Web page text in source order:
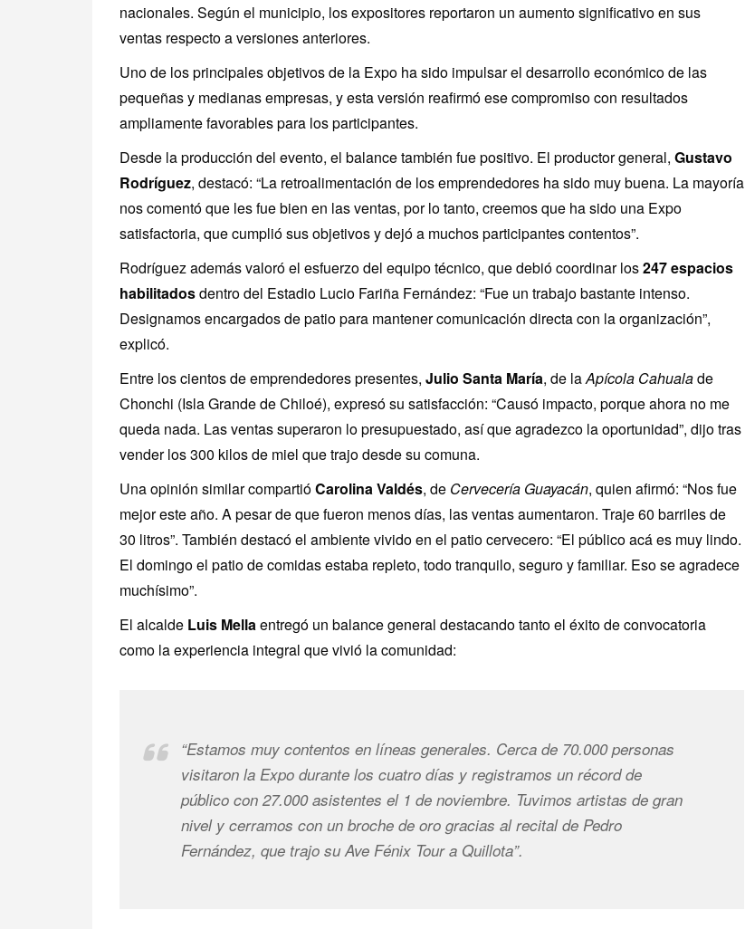
nacionales. Según el municipio, los expositores reportaron un aumento significativo en sus
ventas respecto a versiones anteriores.
Uno de los principales objetivos de la Expo ha sido impulsar el desarrollo económico de las
pequeñas y medianas empresas, y esta versión reafirmó ese compromiso con resultados
ampliamente favorables para los participantes.
Desde la producción del evento, el balance también fue positivo. El productor general, Gustavo
Rodríguez, destacó: “La retroalimentación de los emprendedores ha sido muy buena. La mayoría
nos comentó que les fue bien en las ventas, por lo tanto, creemos que ha sido una Expo
satisfactoria, que cumplió sus objetivos y dejó a muchos participantes contentos”.
Rodríguez además valoró el esfuerzo del equipo técnico, que debió coordinar los247 espacios
habilitadosdentro del Estadio Lucio Fariña Fernández: “Fue un trabajo bastante intenso.
Designamos encargados de patio para mantener comunicación directa con la organización”,
explicó.
Entre los cientos de emprendedores presentes, Julio Santa María, de laApícola Cahualade
Chonchi (Isla Grande de Chiloé), expresó su satisfacción: “Causó impacto, porque ahora no me
queda nada. Las ventas superaron lo presupuestado, así que agradezco la oportunidad”, dijo tras
vender los 300 kilos de miel que trajo desde su comuna.
Una opinión similar compartióCarolina Valdés, de Cervecería Guayacán, quien afirmó: “Nos fue
mejor este año. A pesar de que fueron menos días, las ventas aumentaron. Traje 60 barriles de
30 litros”. También destacó el ambiente vivido en el patio cervecero: “El público acá es muy lindo.
El domingo el patio de comidas estaba repleto, todo tranquilo, seguro y familiar. Eso se agradece
muchísimo”.
El alcalde Luis Mellaentregó un balance general destacando tanto el éxito de convocatoria
como la experiencia integral que vivió la comunidad:
“Estamos muy contentos en líneas generales. Cerca de 70.000 personas
visitaron la Expo durante los cuatro días y registramos un récord de
público con 27.000 asistentes el 1 de noviembre. Tuvimos artistas de gran
nivel y cerramos con un broche de oro gracias al recital de Pedro
Fernández, que trajo suAve Fénix Toura Quillota”.